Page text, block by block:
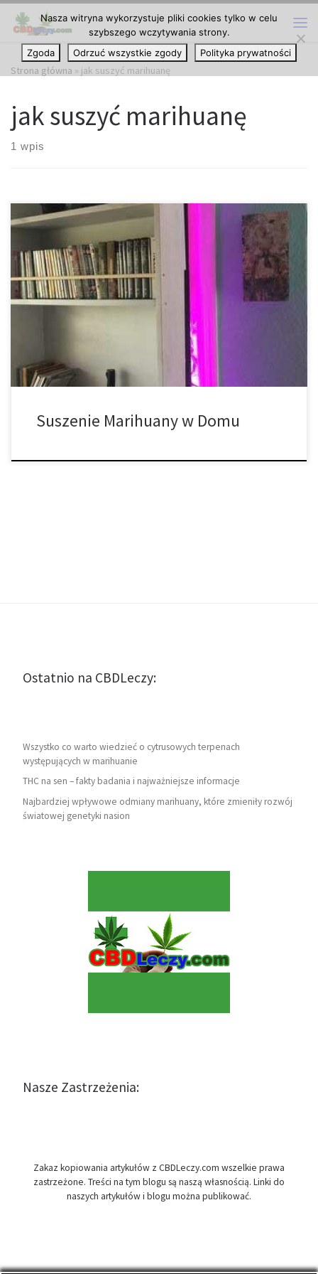
Przejdź do treści
Strona główna » jak suszyć marihuanę
jak suszyć marihuanę
1 wpis
Suszenie i konserwacja marihuany w domu. Prawidłowe suszenie i
utwardzanie marihuany jest niezbędne do ogólnego
doświadczenia uprawy. Suszenie usuwa wilgoć, pomaga
wydłużyć okres przydatności pąków i zapobiega rozwojowi
pleśni. Utwardzanie podkreśla profil smakowy pąków i rozkłada
chlorofil, umożliwiając łagodniejszy dym. Chociaż suszenie i
utwardzanie marihuany jest trudne do opanowania przy […]
Suszenie Marihuany w Domu
Ostatnio na CBDLeczy:
Wszystko co warto wiedzieć o cytrusowych terpenach
występujących w marihuanie
THC na sen – fakty badania i najważniejsze informacje
Najbardziej wpływowe odmiany marihuany, które zmieniły rozwój
światowej genetyki nasion
Nasze Zastrzeżenia:
Zakaz kopiowania artykułów z CBDLeczy.com wszelkie prawa
zastrzeżone. Treści na tym blogu są naszą własnością. Linki do
naszych artykułów i blogu można publikować.
Nasza witryna wykorzystuje pliki cookies tylko w celu
szybszego wczytywania strony.
Zgoda
Odrzuć wszystkie zgody Polityka prywatności